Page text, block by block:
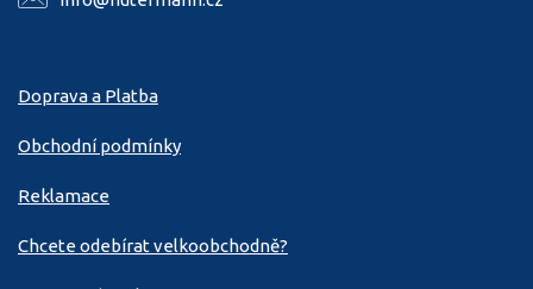
Doprava a Platba
Obchodní podmínky
Reklamace
Chcete odebírat velkoobchodně?